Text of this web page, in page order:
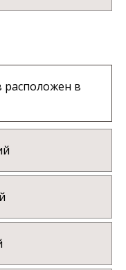
расположен в